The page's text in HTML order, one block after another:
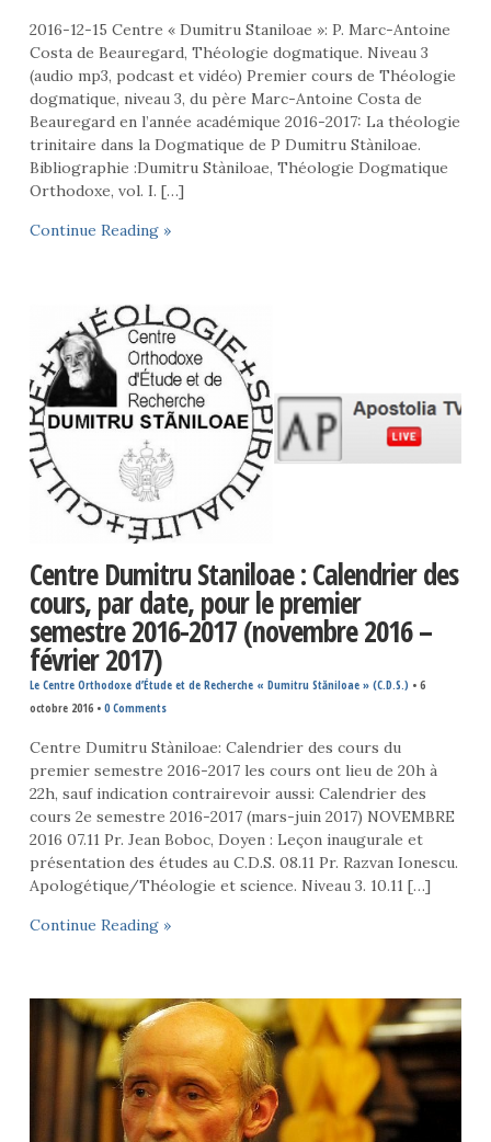
2016-12-15 Centre « Dumitru Staniloae »: P. Marc-Antoine
Costa de Beauregard, Théologie dogmatique. Niveau 3
(audio mp3, podcast et vidéo) Premier cours de Théologie
dogmatique, niveau 3, du père Marc-Antoine Costa de
Beauregard en l’année académique 2016-2017: La théologie
trinitaire dans la Dogmatique de P Dumitru Stàniloae.
Bibliographie :Dumitru Stàniloae, Théologie Dogmatique
Orthodoxe, vol. I. […]
Continue Reading »
Centre Dumitru Staniloae : Calendrier des
cours, par date, pour le premier
semestre 2016-2017 (novembre 2016 –
février 2017)
Le Centre Orthodoxe d’Étude et de Recherche « Dumitru Stăniloae » (C.D.S.) • 6
octobre 2016• 0 Comments
Centre Dumitru Stàniloae: Calendrier des cours du
premier semestre 2016-2017 les cours ont lieu de 20h à
22h, sauf indication contrairevoir aussi: Calendrier des
cours 2e semestre 2016-2017 (mars-juin 2017) NOVEMBRE
2016 07.11 Pr. Jean Boboc, Doyen : Leçon inaugurale et
présentation des études au C.D.S. 08.11 Pr. Razvan Ionescu.
Apologétique/Théologie et science. Niveau 3. 10.11 […]
Continue Reading »